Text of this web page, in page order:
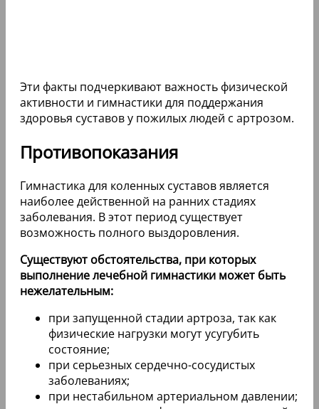
Эти факты подчеркивают важность физической
активности и гимнастики для поддержания
здоровья суставов у пожилых людей с артрозом.
Противопоказания
Гимнастика для коленных суставов является
наиболее действенной на ранних стадиях
заболевания. В этот период существует
возможность полного выздоровления.
Существуют обстоятельства, при которых
выполнение лечебной гимнастики может быть
нежелательным:
при запущенной стадии артроза, так как
физические нагрузки могут усугубить
состояние;
при серьезных сердечно-сосудистых
заболеваниях;
при нестабильном артериальном давлении;